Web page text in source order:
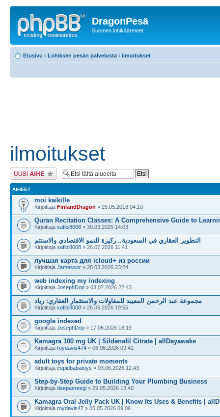
DragonPesä
Suomen lohikäärmeet
Etusivu ‹ Lohiksen pesän palvelusta ‹ ilmoitukset
ilmoitukset
Lähetä uusi viesti
AIHEET
moi kaikille
Kirjoittaja FinlandDragon » 25.05.2018 04:10
Quran Recitation Classes: A Comprehensive Guide to
Kirjoittaja xafibi8008 » 30.03.2025 14:03
التطوير العقاري في السعودية.. ركيزة للنمو الاقتصادي والاستثم
Kirjoittaja xafibi8008 » 26.07.2026 11:41
лучшая карта для icloud+ из россии
Kirjoittaja Jamessor » 28.03.2026 23:24
web indexing my indexing
Kirjoittaja JosephDop » 03.07.2026 22:43
مجموعة عبد الرحمن المعيبد للمقاولات والاستثمار العقاري: رياد
Kirjoittaja xafibi8008 » 26.06.2026 19:55
google indexed
Kirjoittaja JosephDop » 17.06.2026 18:19
Kamagra 100 mg UK | Sildenafil Citrate | allDayawake
Kirjoittaja roydavis474 » 06.06.2026 09:42
adult toys for private moments
Kirjoittaja cupidbabatoys » 03.06.2026 12:43
Step-by-Step Guide to Building Your Plumbing Business
Kirjoittaja deepasreegi » 29.05.2026 13:40
Kamagra Oral Jelly Pack UK | Know Its Uses & Benefits | allD
Kirjoittaja roydavis47 » 05.05.2026 09:06